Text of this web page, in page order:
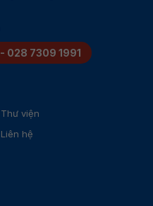
- 028 7309 1991
Thư viện
Liên hệ